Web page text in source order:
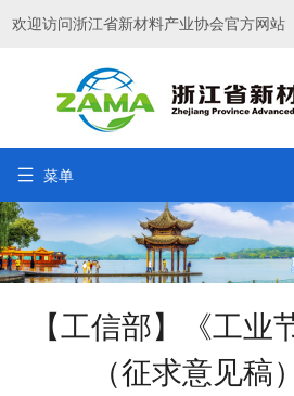
欢迎访问浙江省新材料产业协会官方网站
 菜单
【工信部】《工业
（征求意见稿